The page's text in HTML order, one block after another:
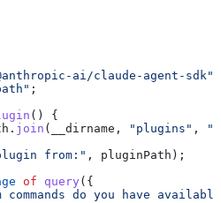
ai/claude-agent-sdk"
;
() {
. join ( __dirname , "plugins" ,
from:" , pluginPath );
of query ({
commands do you have